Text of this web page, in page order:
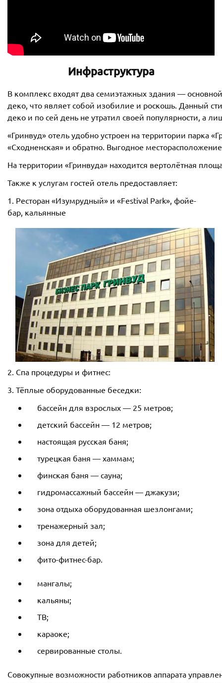
Инфраструктура
В комплекс входят два семиэтажных здания —
деко, что являет собой изобилие и роскошь. Данный
деко и по сей день не утратил своей популярности, а
«Гринвуд» отель удобно устроен на территории парка
«Сходненская» и обратно. Выгодное
На территории «Гринвуда» находится вертолётная
Также к услугам гостей отель предоставляет:
1. Ресторан «Изумрудный» и «Festival Park», фойе-
бар, кальянные
2. Спа процедуры и фитнес:
3. Тёплые оборудованные беседки:
бассейн для взрослых — 25 метров;
детский бассейн — 12 метров;
настоящая русская баня;
турецкая баня — хаммам;
финская баня — сауна;
гидромассажный бассейн — джакузи;
зона отдыха оборудованная шезлонгами;
тренажерный зал;
зона для детей;
фито-фитнес-бар.
мангалы;
кальяны;
ТВ;
караоке;
сервированные столы.
Совокупные возможности работников аппарата